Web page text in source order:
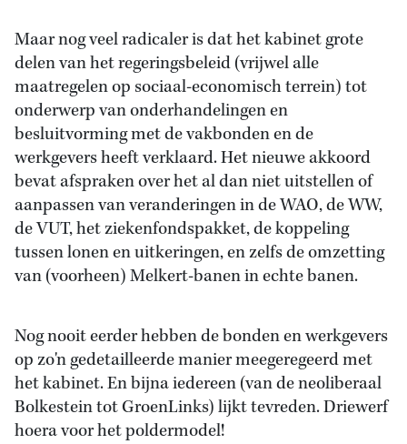
Maar nog veel radicaler is dat het kabinet grote
delen van het regeringsbeleid (vrijwel alle
maatregelen op sociaal-economisch terrein) tot
onderwerp van onderhandelingen en
besluitvorming met de vakbonden en de
werkgevers heeft verklaard. Het nieuwe akkoord
bevat afspraken over het al dan niet uitstellen of
aanpassen van veranderingen in de WAO, de WW,
de VUT, het ziekenfondspakket, de koppeling
tussen lonen en uitkeringen, en zelfs de omzetting
van (voorheen) Melkert-banen in echte banen.
Nog nooit eerder hebben de bonden en werkgevers
op zo'n gedetailleerde manier meegeregeerd met
het kabinet. En bijna iedereen (van de neoliberaal
Bolkestein tot GroenLinks) lijkt tevreden. Driewerf
hoera voor het poldermodel!